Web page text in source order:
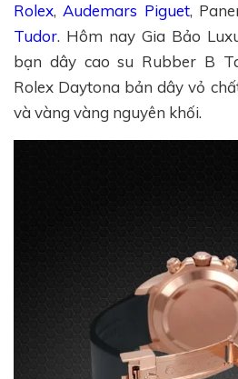
Rolex, Audemars Piguet,
Tudor. Hôm nay Gia Bảo
bạn dây cao su Rubber B
Rolex Daytona bản dây vỏ
và vàng vàng nguyên khối.